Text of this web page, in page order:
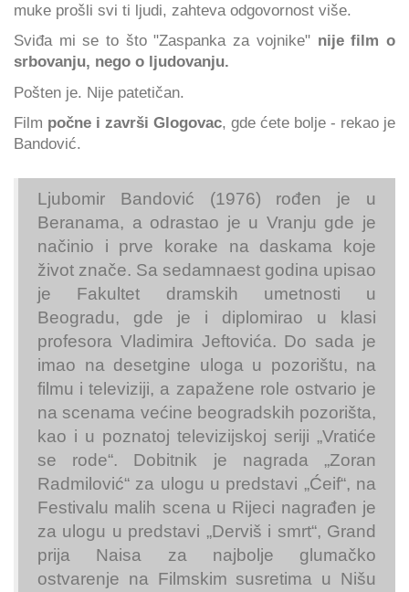
muke prošli svi ti ljudi, zahteva odgovornost više.
Sviđa mi se to što "Zaspanka za vojnike" nije film o
srbovanju, nego o ljudovanju.
Pošten je. Nije patetičan.
Film počne i završi Glogovac, gde ćete bolje - rekao je
Bandović.
Ljubomir Bandović (1976) rođen je u
Beranama, a odrastao je u Vranju gde je
načinio i prve korake na daskama koje
život znače. Sa sedamnaest godina upisao
je Fakultet dramskih umetnosti u
Beogradu, gde je i diplomirao u klasi
profesora Vladimira Jeftovića. Do sada je
imao na desetgine uloga u pozorištu, na
filmu i televiziji, a zapažene role ostvario je
na scenama većine beogradskih pozorišta,
kao i u poznatoj televizijskoj seriji „Vratiće
se rode“. Dobitnik je nagrada „Zoran
Radmilović“ za ulogu u predstavi „Ćeif“, na
Festivalu malih scena u Rijeci nagrađen je
za ulogu u predstavi „Derviš i smrt“, Grand
prija Naisa za najbolje glumačko
ostvarenje na Filmskim susretima u Nišu